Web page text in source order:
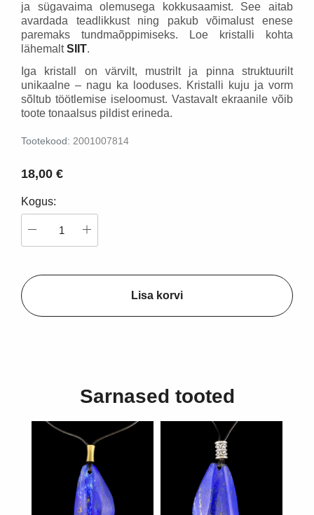
ja sügavaima olemusega kokkusaamist. See aitab
avardada teadlikkust ning pakub võimalust enese
paremaks tundmaõppimiseks. Loe kristalli kohta
lähemaltSIIT.
Iga kristall on värvilt, mustrilt ja pinna struktuurilt
unikaalne – nagu ka looduses. Kristalli kuju ja vorm
sõltub töötlemise iseloomust. Vastavalt ekraanile võib
toote tonaalsus pildist erineda.
Tootekood: 2001007814
18,00 €
Kogus:
Lisa korvi
Sarnased tooted